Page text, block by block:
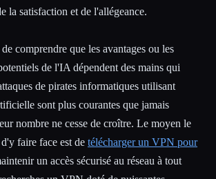
la satisfaction et de l'allégeance.
comprendre que les avantages ou les
de l'IA dépendent des mains qui
de pirates informatiques utilisant
sont plus courantes que jamais
nombre ne cesse de croître. Le moyen le
faire face est de télécharger un VPN pour
un accès sécurisé au réseau à tout